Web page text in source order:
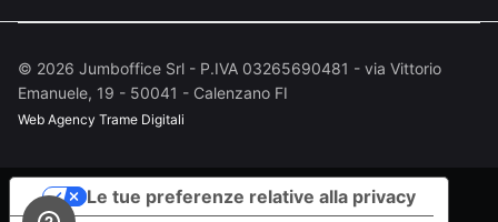
© 2026 Jumboffice Srl - P.IVA 03265690481 - via Vittorio
Emanuele, 19 - 50041 - Calenzano FI
Web Agency Trame Digitali
Le tue preferenze relative alla privacy